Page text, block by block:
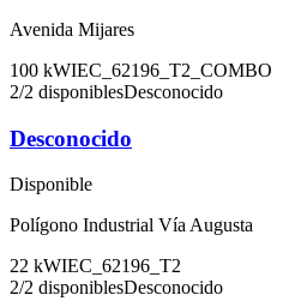
Avenida Mijares
100 kWIEC_62196_T2_COMBO
2/2 disponiblesDesconocido
Desconocido
Disponible
Polígono Industrial Vía Augusta
22 kWIEC_62196_T2
2/2 disponiblesDesconocido